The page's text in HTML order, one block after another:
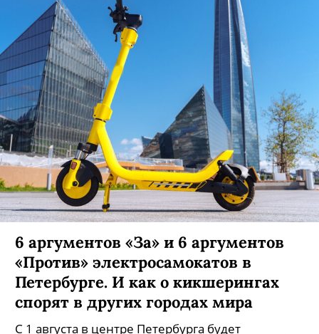
6 аргументов «За» и 6 аргументов
«Против» электросамокатов в
Петербурге. И как о кикшерингах
спорят в других городах мира